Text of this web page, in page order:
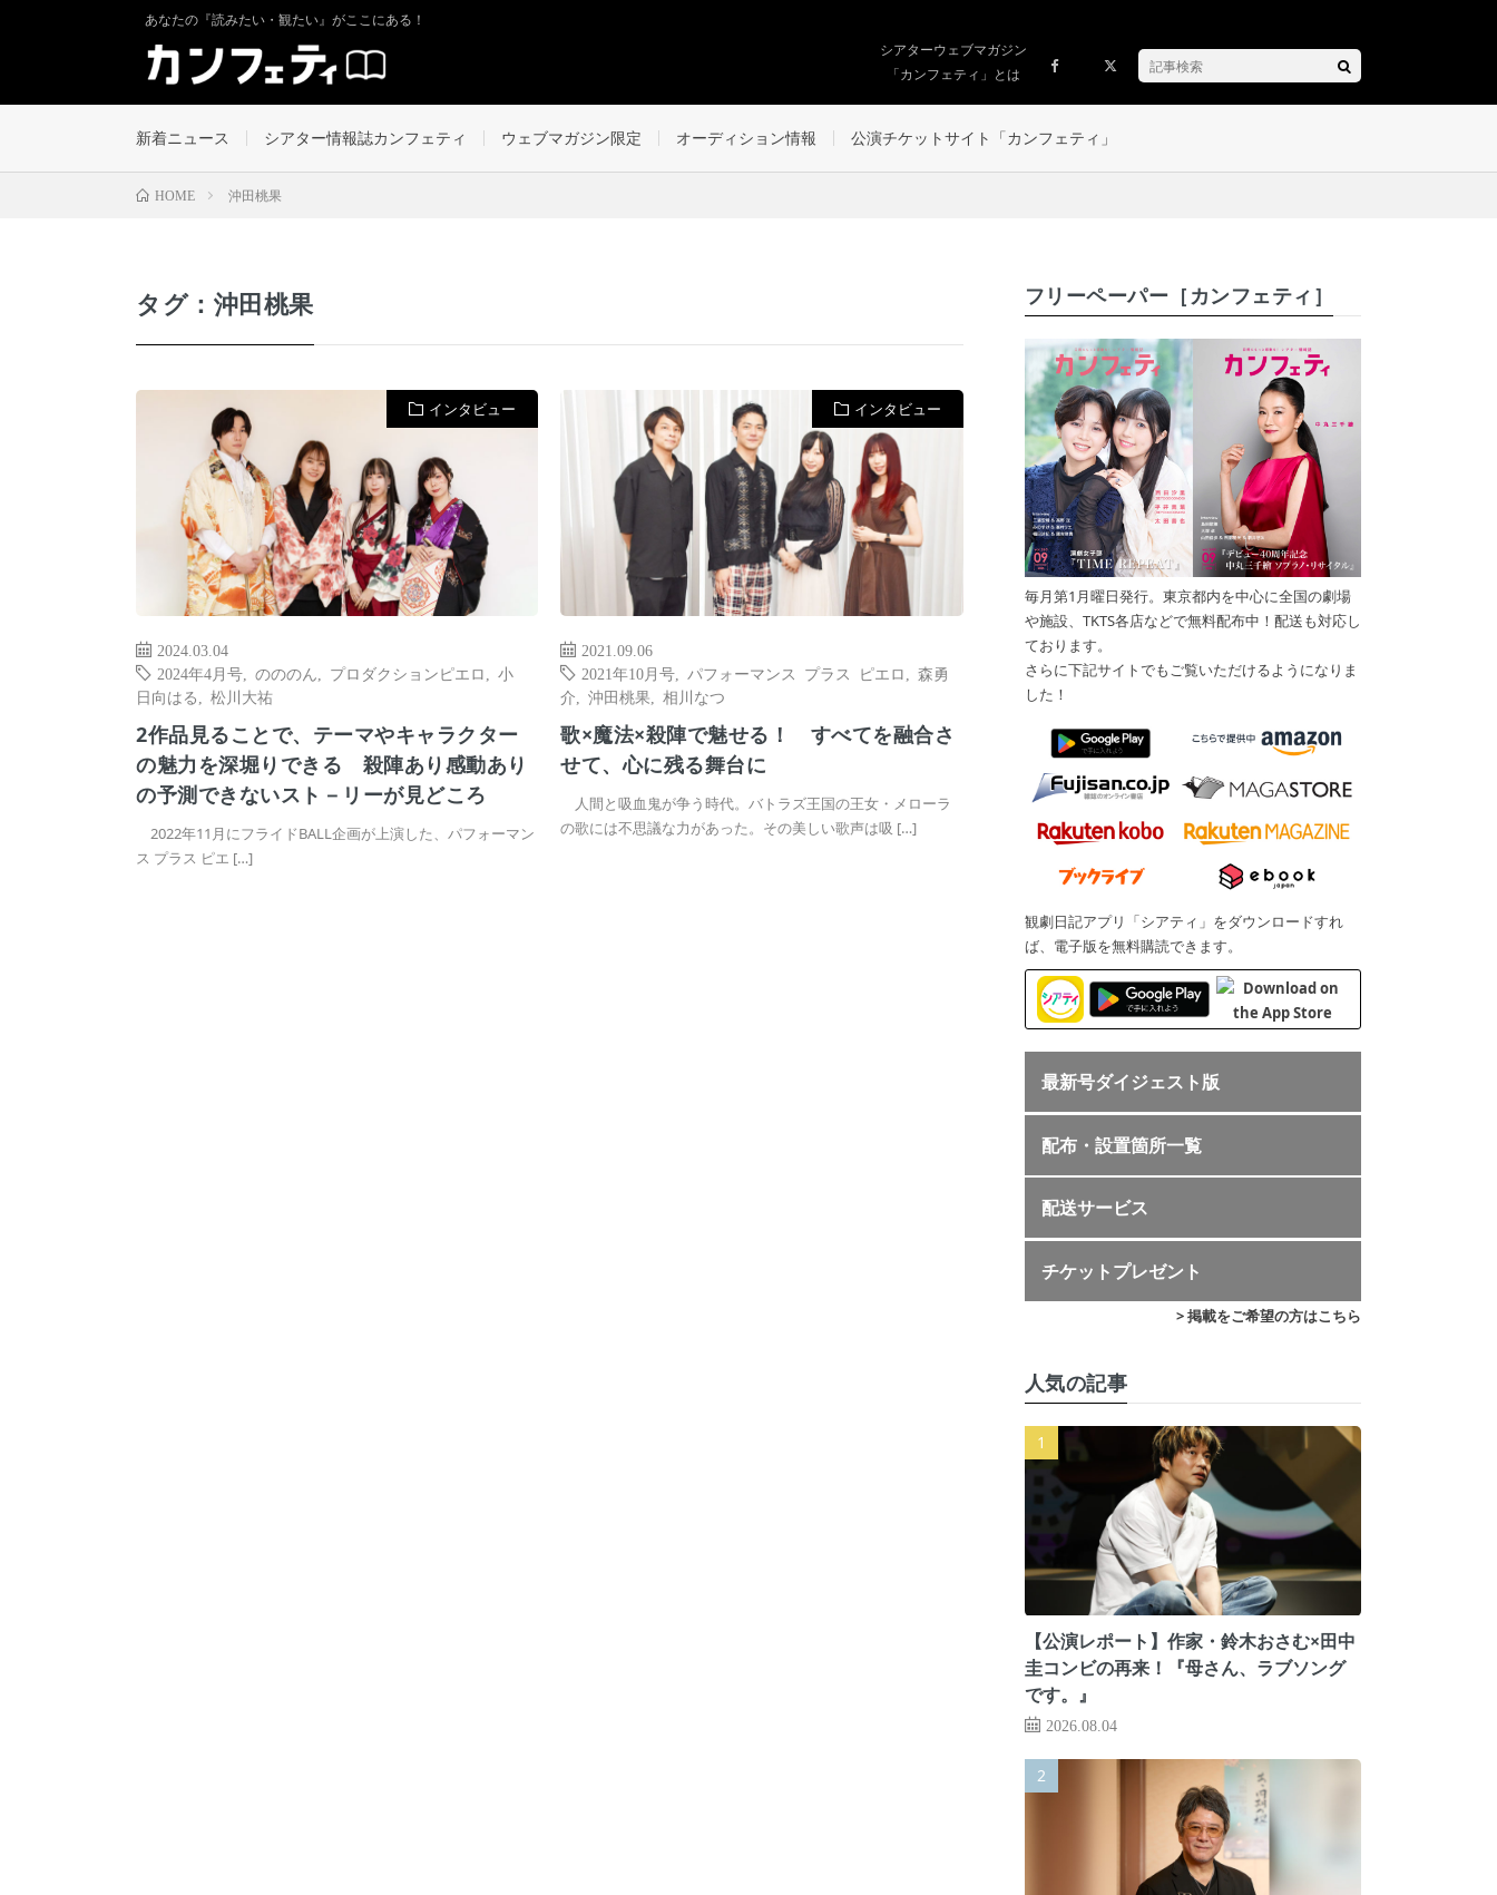
あなたの『読みたい・観たい』がここにある！
シアターウェブマガジン
「カンフェティ」とは
新着ニュース シアター情報誌カンフェティ ウェブマガジン限定 オーディション情報 公演チケットサイト「カンフェティ」
HOME 沖田桃果
タグ：沖田桃果
インタビュー
2024.03.04
2024年4月号
のののん プロダクションピエロ
小
日向はる
松川大祐
2作品見ることで、テーマやキャラクター
の魅力を深堀りできる 殺陣あり感動あり
の予測できないスト－リーが見どころ
2022年11月にフライドBALL企画が上演した、パフォーマン
ス プラス ピエ […]
インタビュー
2021.09.06
2021年10月号
パフォーマンス プラス ピエロ ,森勇
介 ,沖田桃果 相川なつ
歌×魔法×殺陣で魅せる！ すべてを融合さ
せて、心に残る舞台に
人間と吸血鬼が争う時代。バトラズ王国の王女・メローラ
の歌には不思議な力があった。その美しい歌声は吸 […]
フリーペーパー［カンフェティ］
毎月第1月曜日発行。東京都内を中心に全国の劇場
や施設、TKTS各店などで無料配布中！配送も対応し
ております。
さらに下記サイトでもご覧いただけるようになりま
した！
観劇日記アプリ「シアティ」をダウンロードすれ
ば、電子版を無料購読できます。
最新号ダイジェスト版
配布・設置箇所一覧
配送サービス
チケットプレゼント
> 掲載をご希望の方はこちら
人気の記事
【公演レポート】作家・鈴木おさむ×田中
圭コンビの再来！『母さん、ラブソング
です。』
2026.08.04